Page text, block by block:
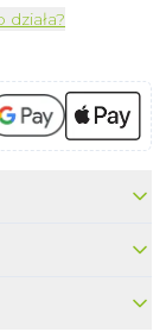
działa?